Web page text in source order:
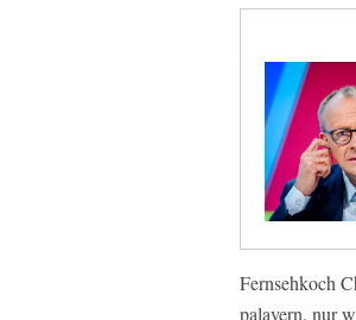
Fernsehkoch
palavern, nur